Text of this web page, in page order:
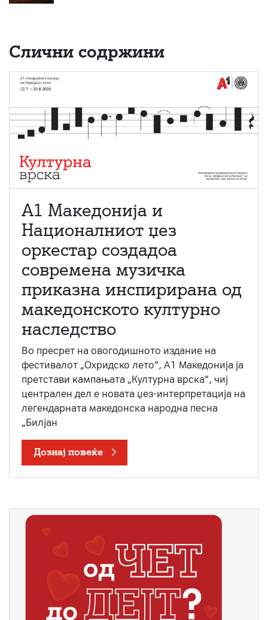
Слични содржини
А1 Македонија и
Националниот џез
оркестар создадоа
современа музичка
приказна инспирирана од
македонското културно
наследство
Во пресрет на овогодишното издание на
фестивалот „Охридско лето“, А1 Македонија ја
претстави кампањата „Културна врска“, чиј
централен дел е новата џез-интерпретација на
легендарната македонска народна песна
„Билјан
Дознај повеќе